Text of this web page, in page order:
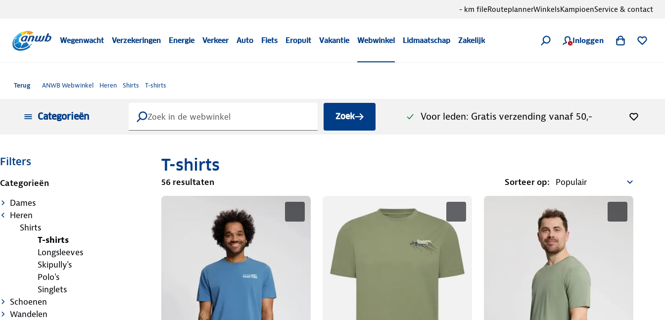
Wegenwacht Verzekeringen Energie Verkeer Auto Fiets Eropuit Vakantie Webwinkel Lidmaatschap Zakelijk Inloggen
- km fileRouteplannerWinkelsKampioenService & contact
Terug ANWB Webwinkel Heren Shirts T-shirts
Categorieën Zoek Voor leden: Gratis verzending vanaf 50,-
Filters
Categorieën
Dames
Heren
Shirts
T-shirts
Longsleeves
Skipully's
Polo's
Singlets
Schoenen
Wandelen
T-shirts
56 resultaten Sorteer op: